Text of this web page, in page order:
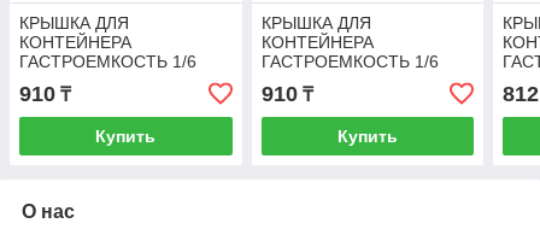
КРЫШКА ДЛЯ
КОНТЕЙНЕРА
ГАСТРОЕМКОСТЬ 1/6
(прозрачная)
910 ₸
Купить
КРЫШКА ДЛЯ
КОНТЕЙНЕРА
ГАСТРОЕМКОСТЬ 1/6
(черная)
910₸
Купить
812
О нас